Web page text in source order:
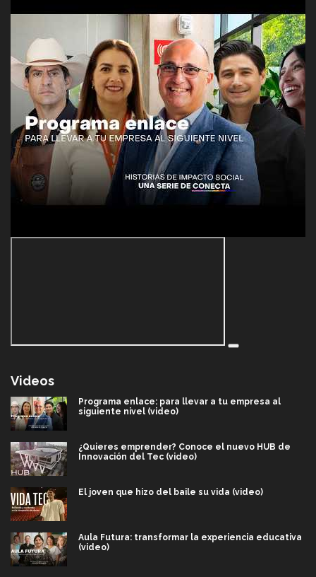
Videos
Programa enlace: para llevar a tu empresa al
siguiente nivel (video)
¿Quieres emprender? Conoce el nuevo HUB de
Innovación del Tec (video)
El joven que hizo del baile su vida (video)
Aula Futura: transformar la experiencia educativa
(video)